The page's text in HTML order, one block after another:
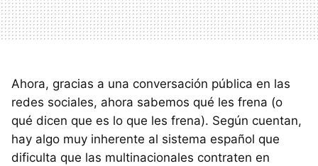
Ahora, gracias a una conversación pública en las
redes sociales, ahora sabemos qué les frena (o
qué dicen que es lo que les frena). Según cuentan,
hay algo muy inherente al sistema español que
dificulta que las multinacionales contraten en